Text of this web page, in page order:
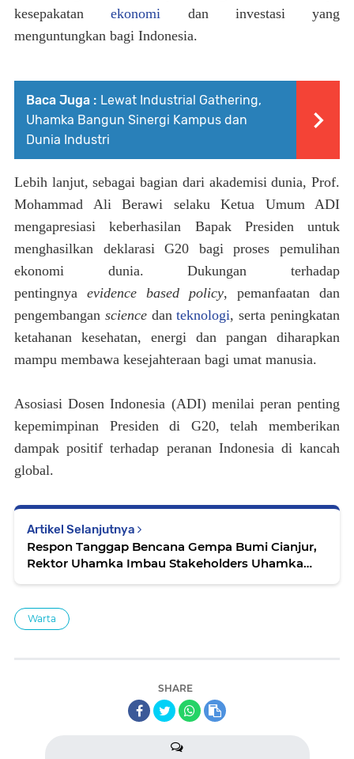
kesepakatanekonomi dan investasi yang
menguntungkan bagi Indonesia.
Baca Juga : Lewat Industrial Gathering,
Uhamka Bangun Sinergi Kampus dan
Dunia Industri
Lebih lanjut, sebagai bagian dari akademisi dunia, Prof.
Mohammad Ali Berawi selaku Ketua Umum ADI
mengapresiasikeberhasilan Bapak Presiden untuk
menghasilkan deklarasi G20 bagi proses pemulihan
ekonomi dunia. Dukungan terhadap
pentingnya evidence based policy, pemanfaatan dan
pengembangan science danteknologi, serta peningkatan
ketahanan kesehatan, energi dan pangan diharapkan
mampu membawa kesejahteraan bagi umat manusia.
Asosiasi Dosen Indonesia (ADI) menilai peran penting
kepemimpinan Presiden di G20, telah memberikan
dampak positif terhadap peranan Indonesia di kancah
global.
Artikel Selanjutnya
Respon Tanggap Bencana Gempa Bumi Cianjur,
Rektor Uhamka Imbau Stakeholders Uhamka
Warta
SHARE